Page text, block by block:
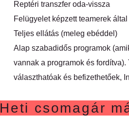
Reptéri transzfer oda-vissza
Felügyelet képzett teamerek által
Teljes ellátás (meleg ebéddel)
Alap szabadidős programok
vannak a programok és
választhatóak és befizethetőek,
Heti csomagár